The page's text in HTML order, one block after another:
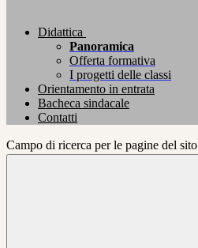
Didattica
Panoramica
Offerta formativa
I progetti delle classi
Orientamento in entrata
Bacheca sindacale
Contatti
Campo di ricerca per le pagine del sito